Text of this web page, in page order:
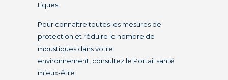
tiques.
Pour connaître toutes les mesures de
protection et réduire le nombre de
moustiques dans votre
environnement, consultez le Portail santé
mieux-être :